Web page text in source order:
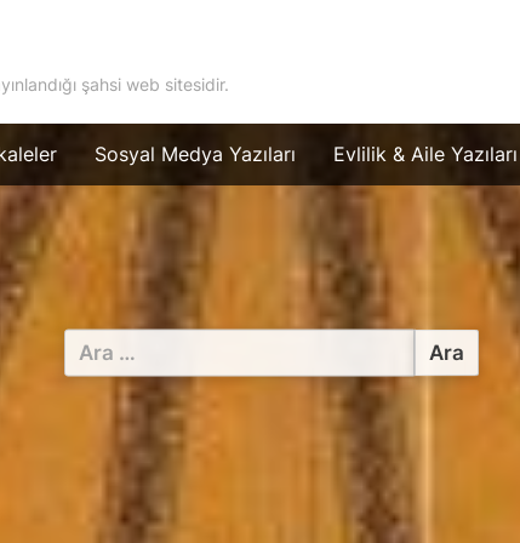
şahsi web sitesidir.
Sosyal Medya Yazıları Evlilik & Aile Yazıları
Arama: